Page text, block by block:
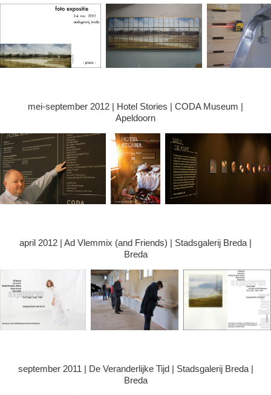
mei-september 2012 | Hotel Stories | CODA Museum |
Apeldoorn
april 2012 | Ad Vlemmix (and Friends) | Stadsgalerij Breda |
Breda
september 2011 | De Veranderlijke Tijd | Stadsgalerij Breda |
Breda